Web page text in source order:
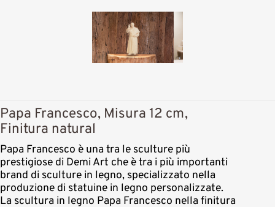
Papa Francesco, Misura 12 cm,
Finitura natural
Papa Francesco è una tra le sculture più
prestigiose di Demi Art che è tra i più importanti
brand di sculture in legno, specializzato nella
produzione di statuine in legno personalizzate.
La scultura in legno Papa Francesco nella finitura